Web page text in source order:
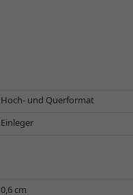
Hoch- und Querformat
Einleger
0,6 cm